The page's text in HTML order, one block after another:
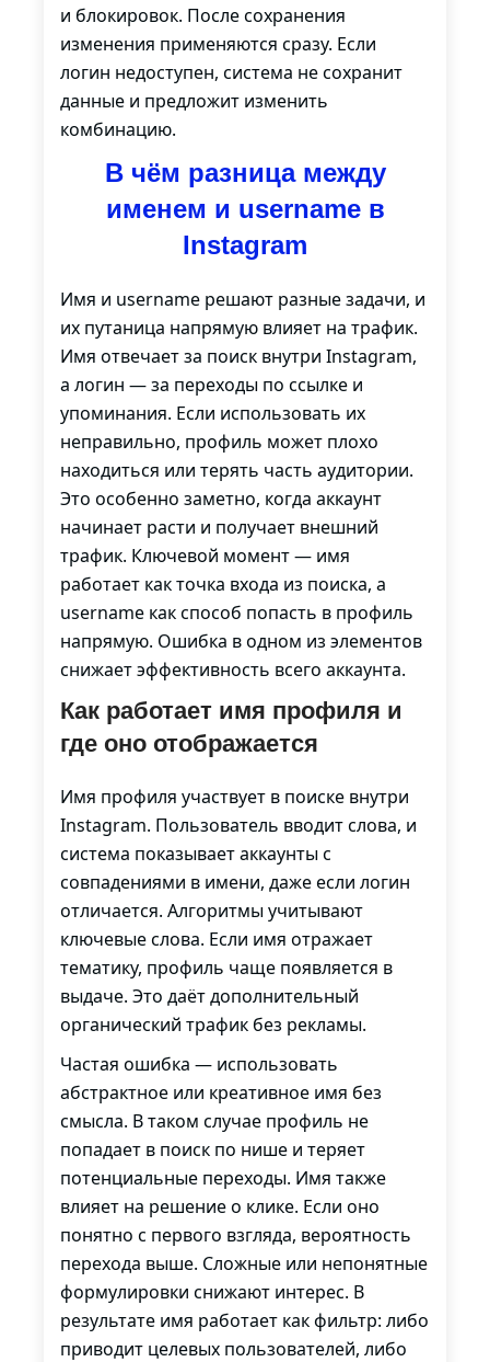
и блокировок. После сохранения
изменения применяются сразу. Если
логин недоступен, система не сохранит
данные и предложит изменить
комбинацию.
В чём разница между
именем и username в
Instagram
Имя и username решают разные задачи, и
их путаница напрямую влияет на трафик.
Имя отвечает за поиск внутри Instagram,
а логин — за переходы по ссылке и
упоминания. Если использовать их
неправильно, профиль может плохо
находиться или терять часть аудитории.
Это особенно заметно, когда аккаунт
начинает расти и получает внешний
трафик. Ключевой момент — имя
работает как точка входа из поиска, а
username как способ попасть в профиль
напрямую. Ошибка в одном из элементов
снижает эффективность всего аккаунта.
Как работает имя профиля и
где оно отображается
Имя профиля участвует в поиске внутри
Instagram. Пользователь вводит слова, и
система показывает аккаунты с
совпадениями в имени, даже если логин
отличается. Алгоритмы учитывают
ключевые слова. Если имя отражает
тематику, профиль чаще появляется в
выдаче. Это даёт дополнительный
органический трафик без рекламы.
Частая ошибка — использовать
абстрактное или креативное имя без
смысла. В таком случае профиль не
попадает в поиск по нише и теряет
потенциальные переходы. Имя также
влияет на решение о клике. Если оно
понятно с первого взгляда, вероятность
перехода выше. Сложные или непонятные
формулировки снижают интерес. В
результате имя работает как фильтр: либо
приводит целевых пользователей, либо